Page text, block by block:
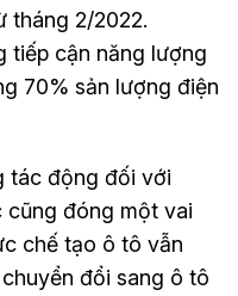
tháng 2/2022.
tiếp cận năng lượng
70% sản lượng điện
tác động đối với
đóng một vai
chế tạo ô tô vẫn
đổi sang ô tô